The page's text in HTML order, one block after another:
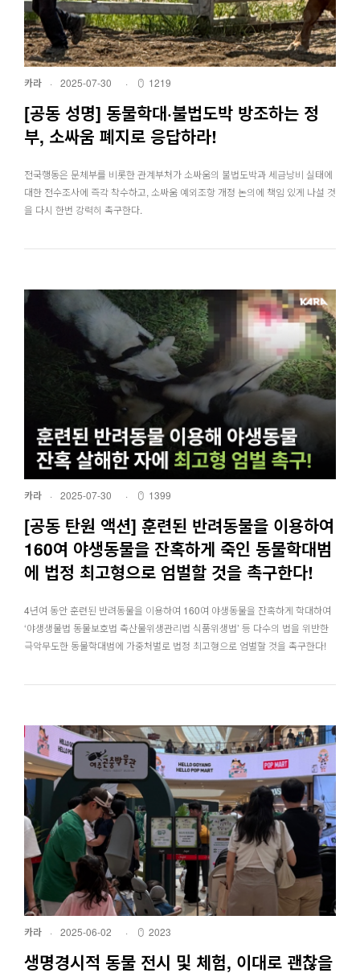
카라 · 2025-07-30 · 1219
[공동 성명] 동물학대·불법도박 방조하는 정
부, 소싸움 폐지로 응답하라!
전국행동은 문체부를 비롯한 관계부처가 소싸움의 불법도박과 세금낭비 실태에
대한 전수조사에 즉각 착수하고, 소싸움 예외조항 개정 논의에 책임 있게 나설 것
을 다시 한번 강력히 촉구한다.
카라 · 2025-07-30 · 1399
[공동 탄원 액션] 훈련된 반려동물을 이용하여
160여 야생동물을 잔혹하게 죽인 동물학대범
에 법정 최고형으로 엄벌할 것을 촉구한다!
4년여 동안 훈련된 반려동물을 이용하여 160여 야생동물을 잔혹하게 학대하여
‘야생생물법 동물보호법 축산물위생관리법 식품위생법’ 등 다수의 법을 위반한
극악무도한 동물학대범에 가중처벌로 법정 최고형으로 엄벌할 것을 촉구한다!
카라 · 2025-06-02 · 2023
생명경시적 동물 전시 및 체험, 이대로 괜찮을